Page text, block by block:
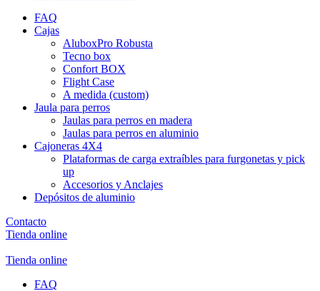
FAQ
Cajas
AluboxPro Robusta
Tecno box
Confort BOX
Flight Case
A medida (custom)
Jaula para perros
Jaulas para perros en madera
Jaulas para perros en aluminio
Cajoneras 4X4
Plataformas de carga extraíbles para furgonetas y pick
up
Accesorios y Anclajes
Depósitos de aluminio
Contacto
Tienda online
Tienda online
FAQ